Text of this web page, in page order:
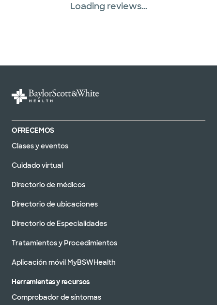
Loading reviews...
OFRECEMOS
Clases y eventos
Cuidado virtual
Directorio de médicos
Directorio de ubicaciones
Directorio de Especialidades
Tratamientos y Procedimientos
Aplicación móvil MyBSWHealth
Herramientas y recursos
Comprobador de síntomas